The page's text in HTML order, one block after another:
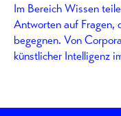
Im Bereich Wissen
Antworten auf Fragen,
begegnen. Von
künstlicher Intelligenz